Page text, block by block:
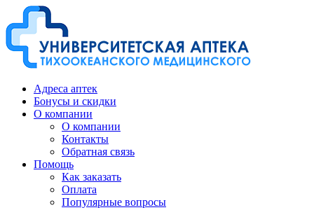
Адреса аптек
Бонусы и скидки
О компании
О компании
Контакты
Обратная связь
Помощь
Как заказать
Оплата
Популярные вопросы